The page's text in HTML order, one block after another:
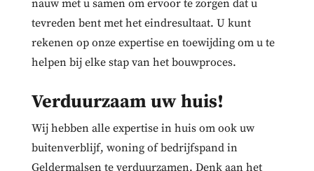
nauw met u samen om ervoor te zorgen dat u
tevreden bent met het eindresultaat. U kunt
rekenen op onze expertise en toewijding om u te
helpen bij elke stap van het bouwproces.
Verduurzaam uw huis!
Wij hebben alle expertise in huis om ook uw
buitenverblijf, woning of bedrijfspand in
Geldermalsen te verduurzamen. Denk aan het